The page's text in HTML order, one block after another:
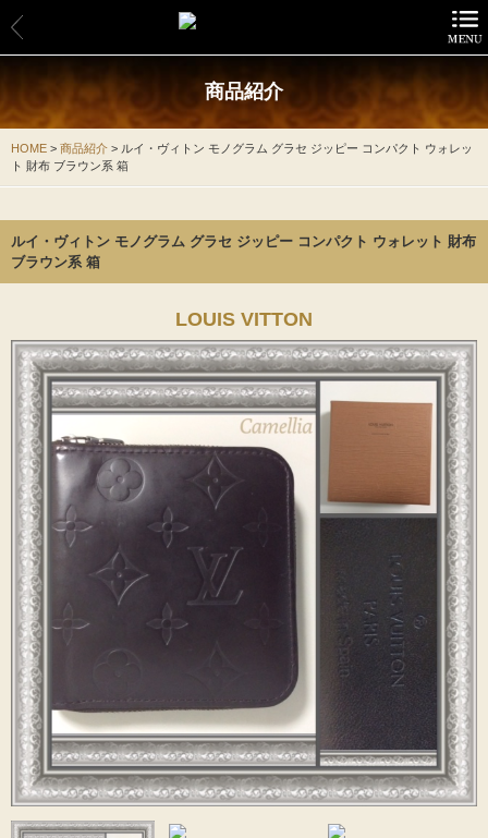
商品紹介
HOME > 商品紹介 > ルイ・ヴィトン モノグラム グラセ ジッピー コンパクト ウォレッ
ト 財布 ブラウン系 箱
ルイ・ヴィトン モノグラム グラセ ジッピー コンパクト ウォレット 財布
ブラウン系 箱
LOUIS VITTON
商品紹介
FOXEY
HERMES
LOUIS VITTON
OTHER
MENS
サービスの特長
ご委託方法
委託料について
よくあるご質問
お探しものを承ります
店舗概要